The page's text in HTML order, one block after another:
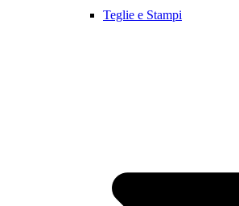
Teglie e Stampi